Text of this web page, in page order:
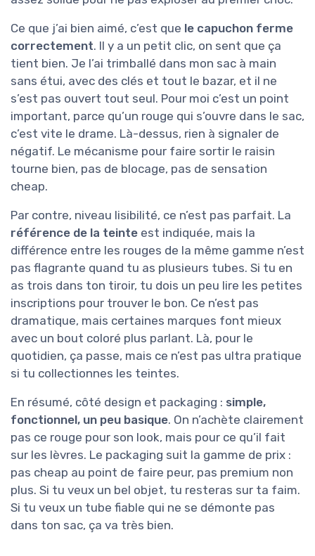
Ce que j’ai bien aimé, c’est que le capuchon ferme
correctement. Il y a un petit clic, on sent que ça
tient bien. Je l’ai trimballé dans mon sac à main
sans étui, avec des clés et tout le bazar, et il ne
s’est pas ouvert tout seul. Pour moi c’est un point
important, parce qu’un rouge qui s’ouvre dans le sac,
c’est vite le drame. Là-dessus, rien à signaler de
négatif. Le mécanisme pour faire sortir le raisin
tourne bien, pas de blocage, pas de sensation
cheap.
Par contre, niveau lisibilité, ce n’est pas parfait. La
référence de la teinte est indiquée, mais la
différence entre les rouges de la même gamme n’est
pas flagrante quand tu as plusieurs tubes. Si tu en
as trois dans ton tiroir, tu dois un peu lire les petites
inscriptions pour trouver le bon. Ce n’est pas
dramatique, mais certaines marques font mieux
avec un bout coloré plus parlant. Là, pour le
quotidien, ça passe, mais ce n’est pas ultra pratique
si tu collectionnes les teintes.
En résumé, côté design et packaging : simple,
fonctionnel, un peu basique. On n’achète clairement
pas ce rouge pour son look, mais pour ce qu’il fait
sur les lèvres. Le packaging suit la gamme de prix :
pas cheap au point de faire peur, pas premium non
plus. Si tu veux un bel objet, tu resteras sur ta faim.
Si tu veux un tube fiable qui ne se démonte pas
dans ton sac, ça va très bien.